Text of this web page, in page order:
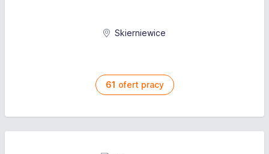
Skierniewice
61 ofert pracy